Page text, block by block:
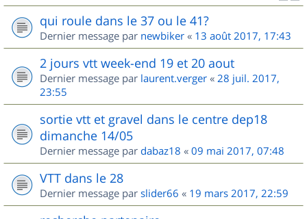
qui roule dans le 37 ou le 41?
Dernier message par newbiker « 13 août 2017, 17:43
2 jours vtt week-end 19 et 20 aout
Dernier message par laurent.verger « 28 juil. 2017,
23:55
sortie vtt et gravel dans le centre dep18
dimanche 14/05
Dernier message par dabaz18 « 09 mai 2017, 07:48
VTT dans le 28
Dernier message par slider66 « 19 mars 2017, 22:59